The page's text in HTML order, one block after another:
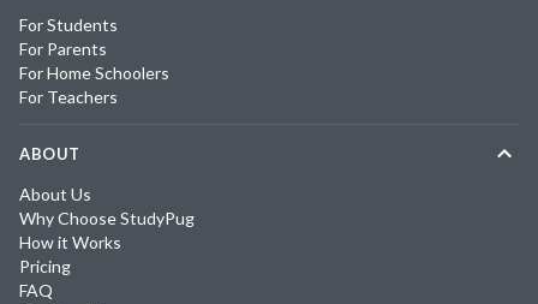
For Students
For Parents
For Home Schoolers
For Teachers
ABOUT
About Us
Why Choose StudyPug
How it Works
Pricing
FAQ